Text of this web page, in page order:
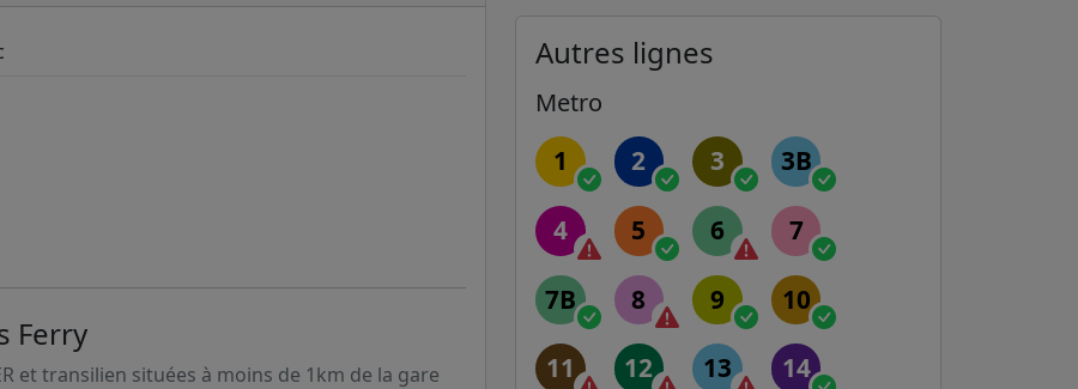
Ferry
et transilien situées à moins de 1km de la gare
Autres lignes
Metro
1 2 3 3B
4 5 6 7
7B 8 9 10
11 12 13 14